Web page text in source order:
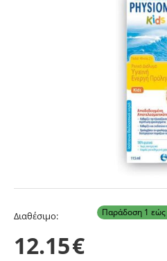
Διαθέσιμο: Παράδοση 1 εώς
12.15€